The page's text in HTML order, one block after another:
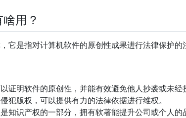
用？
，它是指对计算机软件的原创性成果进行法律保护
证明软件的原创性，并能有效避免他人抄袭或未经
犯版权，可以提供有力的法律依据进行维权。
知识产权的一部分，拥有软著能提升公司或个人